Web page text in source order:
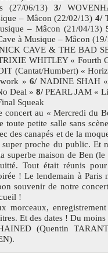
(27/06/13)3/
– Mâcon (22/02/13)4/
– Mâcon (21/04/13)
à Musique – Mâcon
CAVE & THE BAD
WHITLEY « Fourth
(Cantat/Humbert) «
»6/NADINE SHAH
Deal » 8/PEARL JAM «
Squeak
concert au « Mercredi du
toute petite salle sans
des canapés et de la
proche du public. Et
superbe maison de Ben
Tout était réunis
! Le lendemain à Paris
souvenir de notre
!
morceaux,
Et des dates ! Du
(Quentin